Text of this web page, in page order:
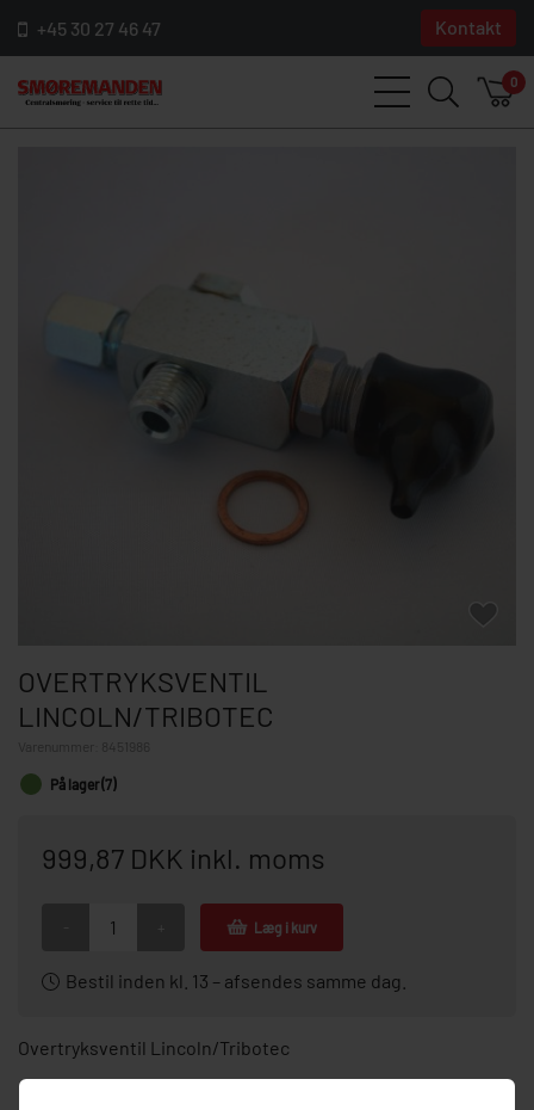
+45 30 27 46 47 Kontakt
0
OVERTRYKSVENTIL
LINCOLN/TRIBOTEC
8451986
På lager (7)
999,87 DKK inkl. moms
Læg i kurv
Bestil inden kl. 13 – afsendes samme dag.
Overtryksventil Lincoln/Tribotec
Hos Smøremanden vil vi meget gerne hjælpe med